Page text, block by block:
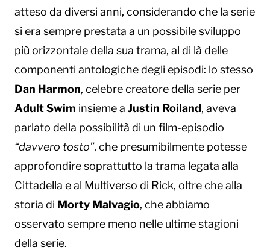
atteso da diversi anni, considerando che la serie
si era sempre prestata a un possibile sviluppo
più orizzontale della sua trama, al di là delle
componenti antologiche degli episodi: lo stesso
Dan Harmon, celebre creatore della serie per
Adult Swim insieme a Justin Roiland, aveva
parlato della possibilità di un film-episodio
“davvero tosto”, che presumibilmente potesse
approfondire soprattutto la trama legata alla
Cittadella e al Multiverso di Rick, oltre che alla
storia di Morty Malvagio, che abbiamo
osservato sempre meno nelle ultime stagioni
della serie.